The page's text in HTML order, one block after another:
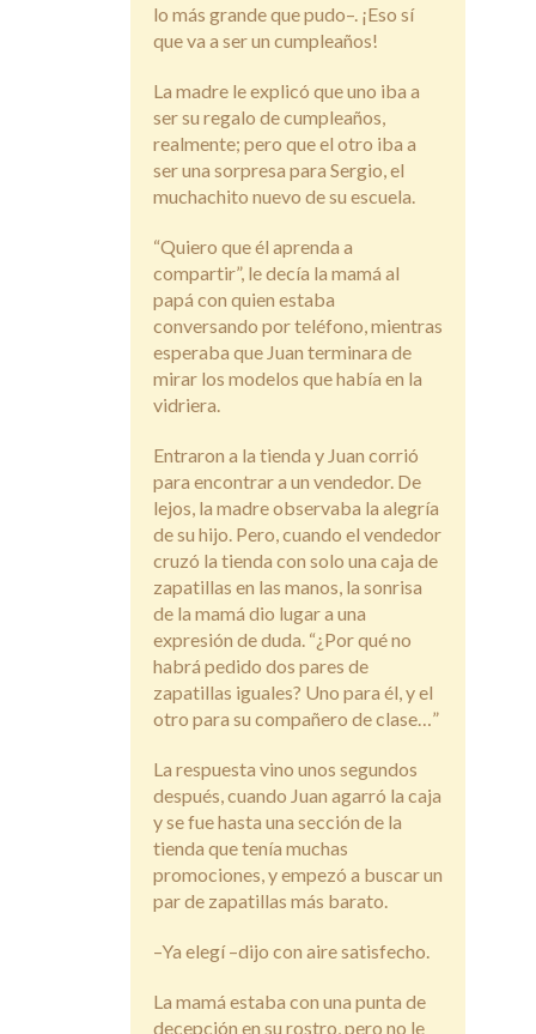
lo más grande que pudo–. ¡Eso sí
que va a ser un cumpleaños!
La madre le explicó que uno iba a
ser su regalo de cumpleaños,
realmente; pero que el otro iba a
ser una sorpresa para Sergio, el
muchachito nuevo de su escuela.
“Quiero que él aprenda a
compartir”, le decía la mamá al
papá con quien estaba
conversando por teléfono, mientras
esperaba que Juan terminara de
mirar los modelos que había en la
vidriera.
Entraron a la tienda y Juan corrió
para encontrar a un vendedor. De
lejos, la madre observaba la alegría
de su hijo. Pero, cuando el vendedor
cruzó la tienda con solo una caja de
zapatillas en las manos, la sonrisa
de la mamá dio lugar a una
expresión de duda. “¿Por qué no
habrá pedido dos pares de
zapatillas iguales? Uno para él, y el
otro para su compañero de clase…”
La respuesta vino unos segundos
después, cuando Juan agarró la caja
y se fue hasta una sección de la
tienda que tenía muchas
promociones, y empezó a buscar un
par de zapatillas más barato.
–Ya elegí –dijo con aire satisfecho.
La mamá estaba con una punta de
decepción en su rostro, pero no le